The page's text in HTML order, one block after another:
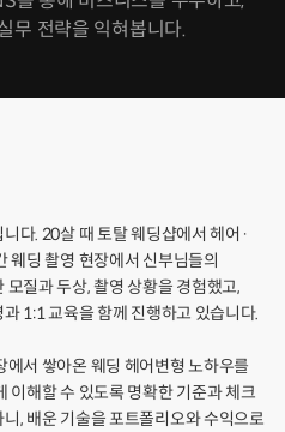
무 전략을 익혀봅니다.
다. 20살 때 토탈 웨딩샵에서 헤어·
웨딩 촬영 현장에서 신부님들의
질과 두상, 촬영 상황을 경험했고,
1:1 교육을 함께 진행하고 있습니다.
서 쌓아온 웨딩 헤어변형 노하우를
이해할 수 있도록 명확한 기준과 체크
, 배운 기술을 포트폴리오와 수익으로